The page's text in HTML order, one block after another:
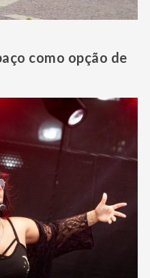
como opção de